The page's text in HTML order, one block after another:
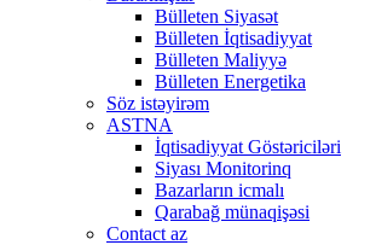
Bülleten Siyasət
Bülleten İqtisadiyyat
Bülleten Maliyyə
Bülleten Energetika
Söz istəyirəm
ASTNA
İqtisadiyyat Göstəriciləri
Siyası Monitorinq
Bazarların icmalı
Qarabağ münaqişəsi
Contact az